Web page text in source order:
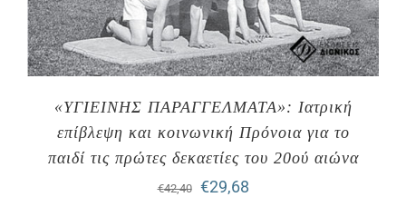
«ΥΓΙΕΙΝΗΣ ΠΑΡΑΓΓΕΛΜΑΤΑ»: Ιατρική
επίβλεψη και κοινωνική Πρόνοια για το
παιδί τις πρώτες δεκαετίες του 20ού αιώνα
€42,40
Original
€29,68Η